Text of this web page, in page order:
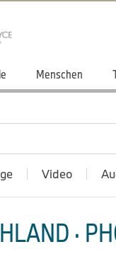
Menschen
Video
·